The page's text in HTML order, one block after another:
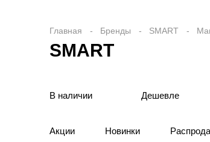
Главная Бренды SMART
SMART
В наличии Дешевле
Акции Новинки